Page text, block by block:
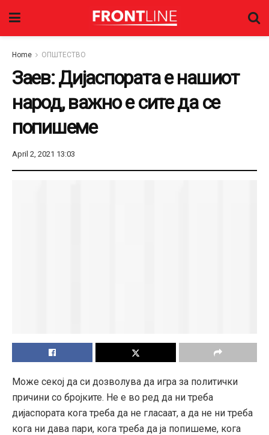
Home ОПШТЕСТВО
Заев: Дијаспората е нашиот
народ, важно е сите да се
попишеме
April 2, 2021 13:03
Може секој да си дозволува да игра за политички
причини со бројките. Не е во ред да ни треба
дијаспората кога треба да не гласаат, а да не ни треба
кога ни дава пари, кога треба да ја попишеме, кога